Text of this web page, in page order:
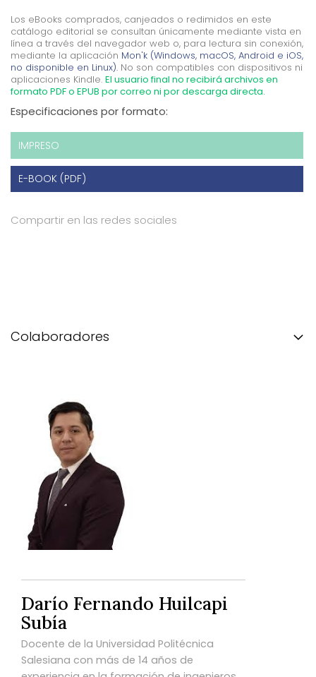
Los eBooks comprados, canjeados o redimidos en este
catálogo editorial se consultan únicamente mediante vista en
línea a través del navegador web o, para lectura sin conexión,
mediante la aplicación Mon'k (Windows, macOS, Android e iOS,
no disponible en Linux). No son compatibles con dispositivos ni
aplicaciones Kindle. El usuario final no recibirá archivos en
formato PDF o EPUB por correo ni por descarga directa.
Especificaciones por formato:
IMPRESO
E-BOOK (PDF)
Compartir en las redes sociales
Colaboradores
Darío Fernando Huilcapi
Subía
Docente de la Universidad Politécnica
Salesiana con más de 14 años de